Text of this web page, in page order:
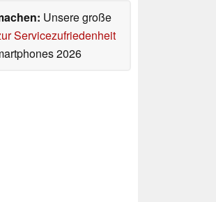
Unsere große
Servicezufriedenheit
2026